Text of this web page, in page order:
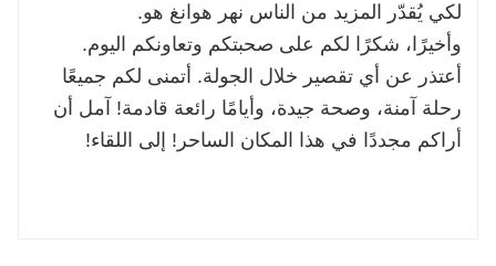
لكي يُقدّر المزيد من الناس نهر هوانغ هو.
وأخيرًا، شكرًا لكم على صحبتكم وتعاونكم اليوم.
أعتذر عن أي تقصير خلال الجولة. أتمنى لكم جميعًا
رحلة آمنة، وصحة جيدة، وأيامًا رائعة قادمة! آمل أن
أراكم مجددًا في هذا المكان الساحر! إلى اللقاء!